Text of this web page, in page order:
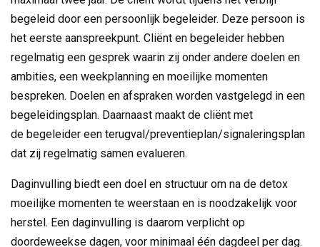
begeleid door een persoonlijk begeleider. Deze persoon is
het eerste aanspreekpunt. Cliënt en begeleider hebben
regelmatig een gesprek waarin zij onder andere doelen en
ambities, een weekplanning en moeilijke momenten
bespreken. Doelen en afspraken worden vastgelegd in een
begeleidingsplan. Daarnaast maakt de cliënt met
de begeleider een terugval/preventieplan/signaleringsplan
dat zij regelmatig samen evalueren.
Daginvulling biedt een doel en structuur om na de detox
moeilijke momenten te weerstaan en is noodzakelijk voor
herstel. Een daginvulling is daarom verplicht op
doordeweekse dagen, voor minimaal één dagdeel per dag.